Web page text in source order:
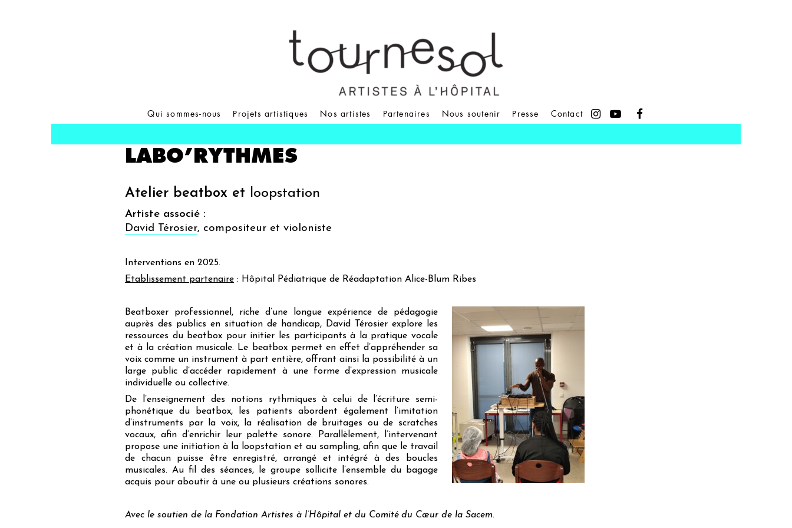
Qui sommes-nous Projets artistiques Nos artistes Partenaires Nous soutenir Presse Contact
LABO’RYTHMES
Atelier beatbox et loopstation
Artiste associé :
David Térosier, compositeur et violoniste
Interventions en 2025.
Etablissement partenaire : Hôpital Pédiatrique de Réadaptation Alice-Blum Ribes
Beatboxer professionnel, riche d’une longue expérience de pédagogie
auprès des publics en situation de handicap, David Térosier explore les
ressources du beatbox pour initier les participants à la pratique vocale
et à la création musicale. Le beatbox permet en effet d’appréhender sa
voix comme un instrument à part entière, offrant ainsi la possibilité à un
large public d’accéder rapidement à une forme d’expression musicale
individuelle ou collective.
De l’enseignement des notions rythmiques à celui de l’écriture semi-
phonétique du beatbox, les patients abordent également l’imitation
d’instruments par la voix, la réalisation de bruitages ou de scratches
vocaux, afin d’enrichir leur palette sonore. Parallèlement, l’intervenant
propose une initiation à la loopstation et au sampling, afin que le travail
de chacun puisse être enregistré, arrangé et intégré à des boucles
musicales. Au fil des séances, le groupe sollicite l’ensemble du bagage
acquis pour aboutir à une ou plusieurs créations sonores.
Avec le soutien de la Fondation Artistes à l’Hôpital et du Comité du Cœur de la Sacem.